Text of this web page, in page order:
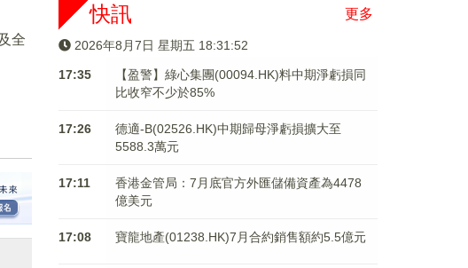
全
更多
快訊
2026年8月7日 星期五 18:31:52
17:35
【盈警】綠心集團(00094.HK)料中期淨虧損同
比收窄不少於85%
17:26
德適-B(02526.HK)中期歸母淨虧損擴大至
5588.3萬元
17:11
香港金管局：7月底官方外匯儲備資產為4478
億美元
17:08 寶龍地產(01238.HK)7月合約銷售額約5.5億元